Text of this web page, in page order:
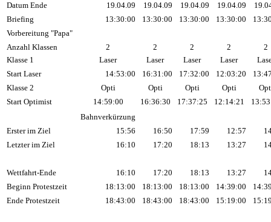
Datum Ende
19.04.09 19.04.09 19.04.09 19.04.09
Briefing
13:30:00 13:30:00 13:30:00 13:30:00
Vorbereitung "Papa"
Anzahl Klassen
2 2 2 2
2
Klasse 1
Laser Laser Laser Laser
Start Laser
14:53:00 16:31:00 17:32:00 12:03:20
Klasse 2
Opti Opti Opti Opti
Start Optimist
14:59:00 16:36:30 17:37:25 12:14:21
Bahnverkürzung
Erster im Ziel
15:56 16:50 17:59 12:57
Letzter im Ziel
16:10 17:20 18:13 13:27
Wettfahrt-Ende 16:10 17:20 18:13 13:27
Beginn Protestzeit
18:13:00 18:13:00 18:13:00 14:39:00
Ende Protestzeit
18:43:00 18:43:00 18:43:00 15:19:00